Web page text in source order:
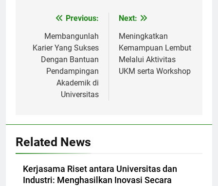
navigation
Previous:
Membangunlah
Karier Yang Sukses
Dengan Bantuan
Pendampingan
Akademik di
Universitas
Next:
Meningkatkan
Kemampuan Lembut
Melalui Aktivitas
UKM serta Workshop
Related News
Kerjasama Riset antara Universitas dan
Industri: Menghasilkan Inovasi Secara